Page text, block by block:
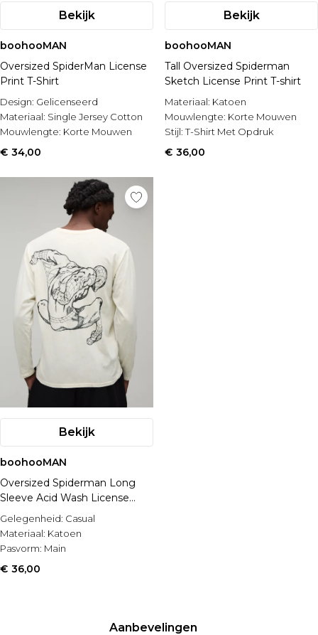
Bekijk
boohooMAN
Oversized SpiderMan License
Print T-Shirt
Design: Gelicenseerd
Materiaal: Single Jersey Cotton
Mouwlengte: Korte Mouwen
€ 34,00
Bekijk
boohooMAN
Tall Oversized Spiderman
Sketch License Print T-shirt
Materiaal: Katoen
Mouwlengte: Korte Mouwen
Stijl:T-Shirt Met Opdruk
€ 36,00
Bekijk
boohooMAN
Oversized Spiderman Long
Sleeve Acid Wash License
Print T-shirt
Gelegenheid: Casual
Materiaal: Katoen
Pasvorm: Main
€ 36,00
Aanbevelingen